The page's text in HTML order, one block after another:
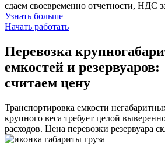
сдаем своевременно отчетности, НДС
Узнать больше
Начать работать
Перевозка
емкостей и резервуаров:
считаем цену
Транспортировка емкости
крупного веса требует целой
расходов. Цена перевозки резервуара